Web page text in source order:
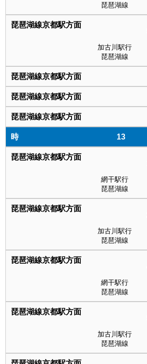
琵琶湖線
加古川駅行
琵琶湖線
13
網干駅行
琵琶湖線
加古川駅行
琵琶湖線
網干駅行
琵琶湖線
加古川駅行
琵琶湖線